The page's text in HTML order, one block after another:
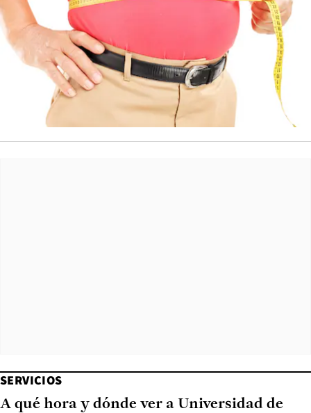
SERVICIOS
A qué hora y dónde ver a Universidad de